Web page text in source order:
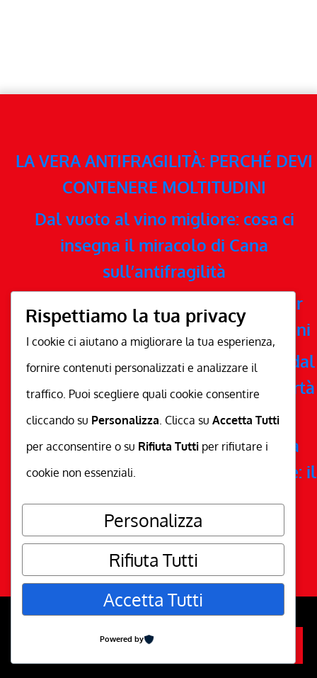
LA VERA ANTIFRAGILITÀ: PERCHÉ DEVI
CONTENERE MOLTITUDINI
Dal vuoto al vino migliore: cosa ci
insegna il miracolo di Cana
sull’antifragilità
Ossido nitrico: la guida semplice per
sentirti più forte e sano dopo i 50 anni
Trasforma il tuo ego: come liberarti dal
vittimismo e abbracciare la vera libertà
interiore
Come usare il tuo Tempo come una
persona scientificamente intelligente: il
Rispettiamo la tua privacy
I cookie ci aiutano a migliorare la tua esperienza,
fornire contenuti personalizzati e analizzare il
traffico. Puoi scegliere quali cookie consentire
cliccando su Personalizza. Clicca su Accetta Tutti
per acconsentire o su Rifiuta Tutti per rifiutare i
cookie non essenziali.
Personalizza
Rifiuta Tutti
Accetta Tutti
Powered by